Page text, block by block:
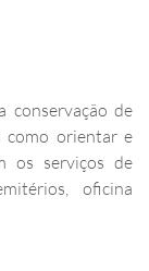
conservação de
como orientar e
os serviços de
oficina